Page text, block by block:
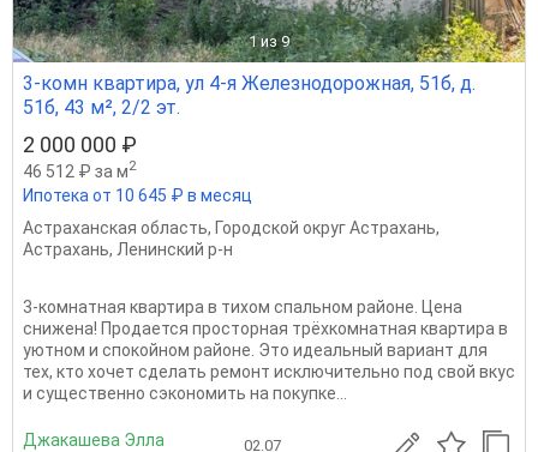
1 из 9
3-комн квартира, ул 4-я Железнодорожная, 51б, д.
51б, 43 м², 2/2 эт.
2 000 000 ₽
46 512 ₽ за м2
Ипотека от 10 645 ₽ в месяц
Астраханская область, Городской округ Астрахань,
Астрахань, Ленинский р-н
3-комнатная квартира в тихом спальном районе. Цена
снижена! Продается просторная трёхкомнатная квартира в
уютном и спокойном районе. Это идеальный вариант для
тех, кто хочет сделать ремонт исключительно под свой вкус
и существенно сэкономить на покупке...
Джакашева Элла 02.07